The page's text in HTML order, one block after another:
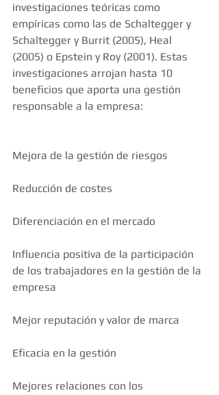
investigaciones teóricas como
empíricas como las de Schaltegger y
Schaltegger y Burrit (2005), Heal
(2005) o Epstein y Roy (2001). Estas
investigaciones arrojan hasta 10
beneficios que aporta una gestión
responsable a la empresa:
Mejora de la gestión de riesgos
Reducción de costes
Diferenciación en el mercado
Influencia positiva de la participación
de los trabajadores en la gestión de la
empresa
Mejor reputación y valor de marca
Eficacia en la gestión
Mejores relaciones con los